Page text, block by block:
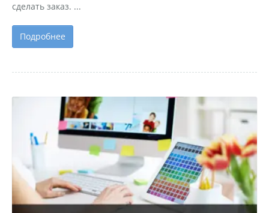
сделать заказ. ...
Подробнее